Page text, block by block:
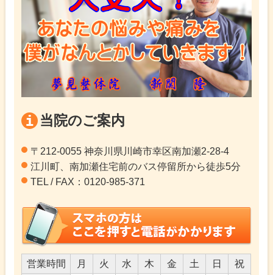
当院のご案内
〒212-0055 神奈川県川崎市幸区南加瀬2-28-4
江川町、南加瀬住宅前のバス停留所から徒歩5分
TEL / FAX：0120-985-371
営業時間 月 火 水 木 金 土 日
祝